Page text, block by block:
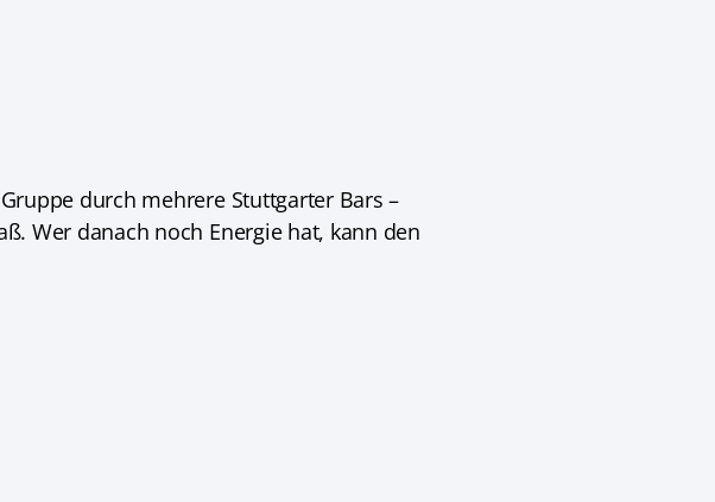
durch mehrere Stuttgarter Bars –
Wer danach noch Energie hat, kann den